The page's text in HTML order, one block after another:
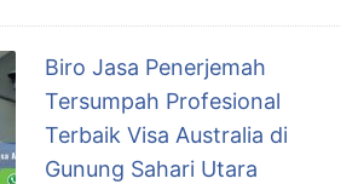
Biro Jasa Penerjemah
Tersumpah Profesional
Terbaik Visa Australia di
Gunung Sahari Utara